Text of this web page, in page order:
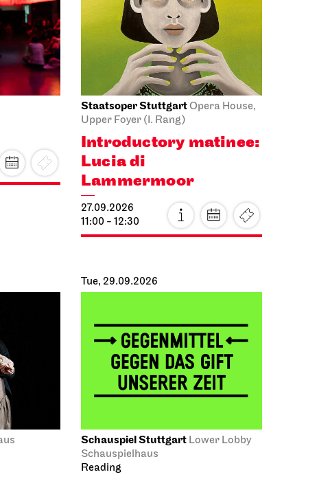
Staatsoper StuttgartOpera House,
Upper Foyer (I. Rang)
Introductory matinee:
Lucia di
Lammermoor
27.09.2026
11:00 - 12:30
Tue, 29.09.2026
Schauspiel Stuttgart Lower Lobby
Schauspielhaus
Reading